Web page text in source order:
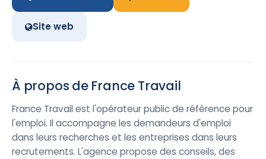
Site web
À propos de France Travail
France Travail est l'opérateur public de référence pour
l'emploi. Il accompagne les demandeurs d'emploi
dans leurs recherches et les entreprises dans leurs
recrutements. L'agence propose des conseils, des